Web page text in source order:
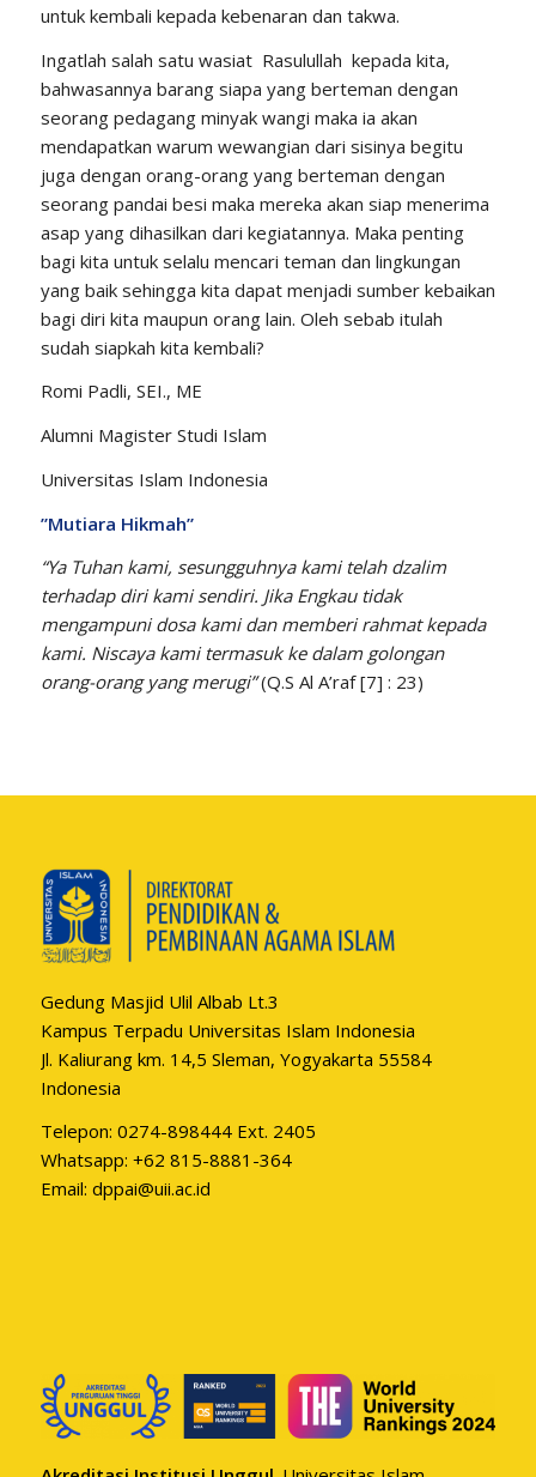
untuk kembali kepada kebenaran dan takwa.
Ingatlah salah satu wasiat Rasulullah kepada kita,
bahwasannya barang siapa yang berteman dengan
seorang pedagang minyak wangi maka ia akan
mendapatkan warum wewangian dari sisinya begitu
juga dengan orang-orang yang berteman dengan
seorang pandai besi maka mereka akan siap menerima
asap yang dihasilkan dari kegiatannya. Maka penting
bagi kita untuk selalu mencari teman dan lingkungan
yang baik sehingga kita dapat menjadi sumber kebaikan
bagi diri kita maupun orang lain. Oleh sebab itulah
sudah siapkah kita kembali?
Romi Padli, SEI., ME
Alumni Magister Studi Islam
Universitas Islam Indonesia
”Mutiara Hikmah”
“Ya Tuhan kami, sesungguhnya kami telah dzalim
terhadap diri kami sendiri. Jika Engkau tidak
mengampuni dosa kami dan memberi rahmat kepada
kami. Niscaya kami termasuk ke dalam golongan
orang-orang yang merugi”(Q.S Al A’raf [7] : 23)
Gedung Masjid Ulil Albab Lt.3
Kampus Terpadu Universitas Islam Indonesia
Jl. Kaliurang km. 14,5 Sleman, Yogyakarta 55584
Indonesia
Telepon: 0274-898444 Ext. 2405
Whatsapp: +62 815-8881-364
Email: dppai@uii.ac.id